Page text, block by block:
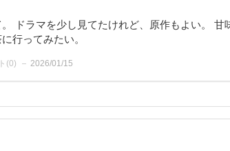
ドラマを少し見てたけれど、原作もよい。 甘
行ってみたい。
(0) 2026/01/15